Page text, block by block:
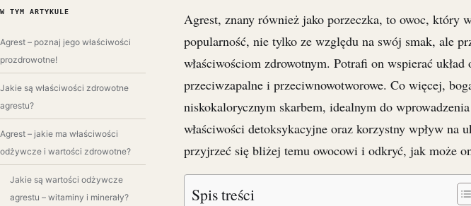
W TYM ARTYKULE
Agrest – poznaj jego właściwości
prozdrowotne!
Jakie są właściwości zdrowotne
agrestu?
Agrest – jakie ma właściwości
odżywcze i wartości zdrowotne?
Jakie są wartości odżywcze
agrestu – witaminy i minerały?
Agrest, znany również jako porzeczka, to owoc, który
popularność, nie tylko ze względu na swój smak, ale
właściwościom zdrowotnym. Potrafi on wspierać
przeciwzapalne i przeciwnowotworowe. Co więcej,
niskokalorycznym skarbem, idealnym do
właściwości detoksykacyjne oraz korzystny wpływ na
przyjrzeć się bliżej temu owocowi i odkryć, jak może
Spis treści